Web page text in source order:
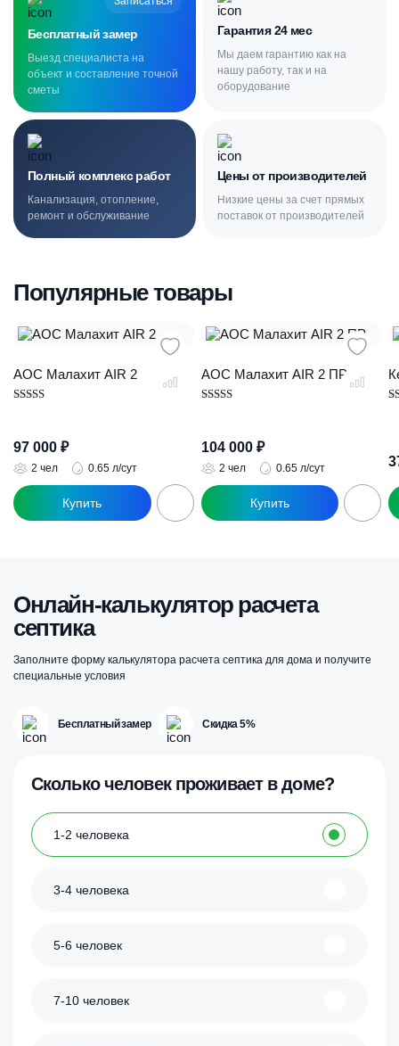
Бесплатный замер
Выезд специалиста на
объект и составление точной
сметы
Гарантия 24 мес
Мы даем гарантию как на
нашу работу, так и на
оборудование
Полный комплекс работ
Канализация, отопление,
ремонт и обслуживание
Цены от производителей
Низкие цены за счет прямых
поставок от производителей
Популярные товары
АОС Малахит AIR 2
97 000 ₽
2 чел 0.65 л/сут
АОС Малахит AIR 2 ПР
104 000 ₽
2 чел 0.65 л/сут
Онлайн-калькулятор расчета
септика
Заполните форму калькулятора расчета септика для дома и получите
специальные условия
Бесплатный замер Скидка 5%
Сколько человек проживает в доме?
1-2 человека
3-4 человека
5-6 человек
7-10 человек